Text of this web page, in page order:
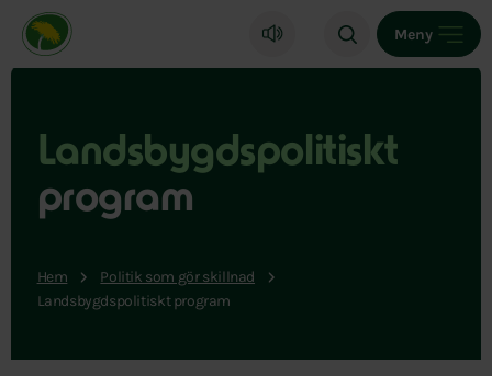
Miljöpartiet de gröna, startsida
Meny
Landsbygdspolitiskt
program
Hem
Politik som gör skillnad
Landsbygdspolitiskt program